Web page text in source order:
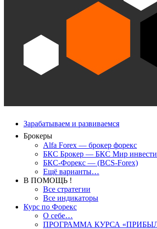
Зарабатываем и развиваемся
Брокеры
Alfa Forex — брокер форекс
БКС Брокер — БКС Мир
БКС-Форекс — (BCS-Forex)
Ещё варианты…
В ПОМОЩЬ !
Все стратегии
Все индикаторы
Курс по Форекс
О себе…
ПРОГРАММА КУРСА